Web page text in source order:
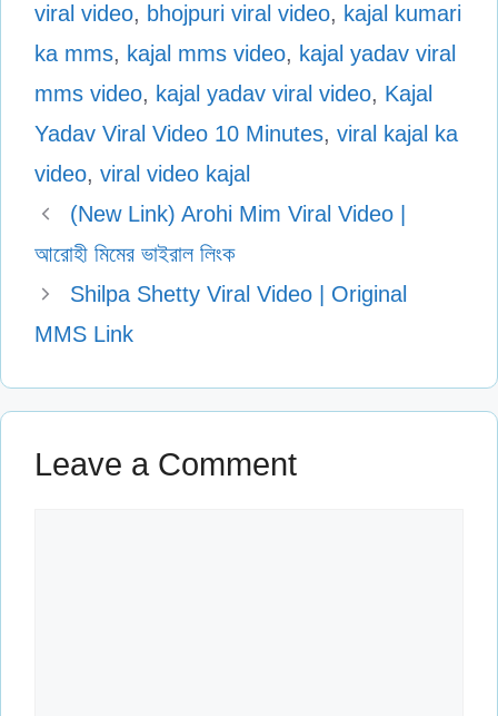
viral video, bhojpuri viral video, kajal kumari
ka mms, kajal mms video, kajal yadav viral
mms video, kajal yadav viral video, Kajal
Yadav Viral Video 10 Minutes, viral kajal ka
video, viral video kajal
(New Link) Arohi Mim Viral Video |
আরোহী মিমের ভাইরাল লিংক
Shilpa Shetty Viral Video | Original
MMS Link
Leave a Comment